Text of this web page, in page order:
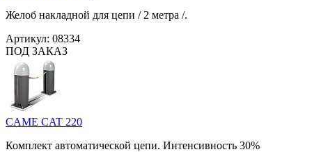
Желоб накладной для цепи / 2 метра /.
Артикул: 08334
ПОД ЗАКАЗ
CAME CAT 220
Комплект автоматической цепи. Интенсивность 30%